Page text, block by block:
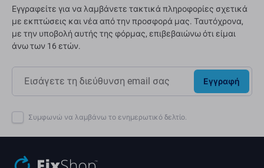
Εγγραφείτε για να λαμβάνετε τακτικά πληροφορίες σχετικά
με εκπτώσεις και νέα από την προσφορά μας. Ταυτόχρονα,
με την υποβολή αυτής της φόρμας, επιβεβαιώνω ότι είμαι
άνω των 16 ετών.
Εγγραφή
Συμφωνώ να λαμβάνω το ενημερωτικό δελτίο.